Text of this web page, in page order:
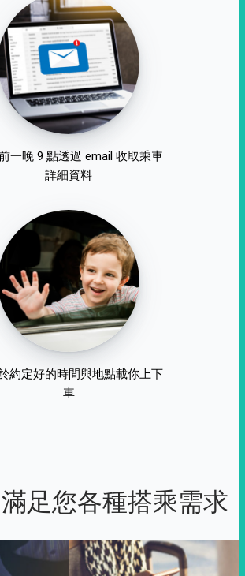
一晚 9 點透過 email 收取乘車
詳細資料
約定好的時間與地點載你上下
車
足您各種搭乘需求